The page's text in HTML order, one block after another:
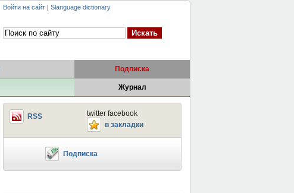
Войти на сайт | Slanguage dictionary
Подписка
Журнал
twitter facebook
RSS
в закладки
Подписка